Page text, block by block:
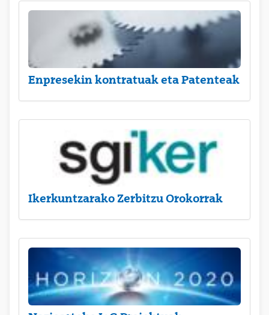
Enpresekin kontratuak eta Patenteak
Ikerkuntzarako Zerbitzu Orokorrak